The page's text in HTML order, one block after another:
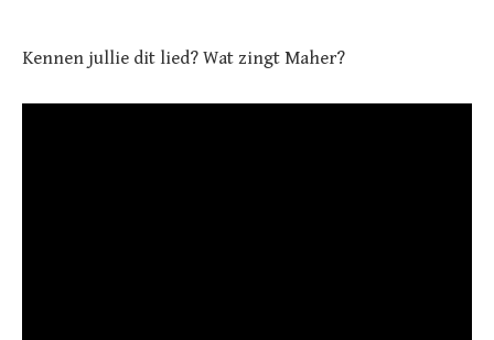
Kennen jullie dit lied? Wat zingt Maher?